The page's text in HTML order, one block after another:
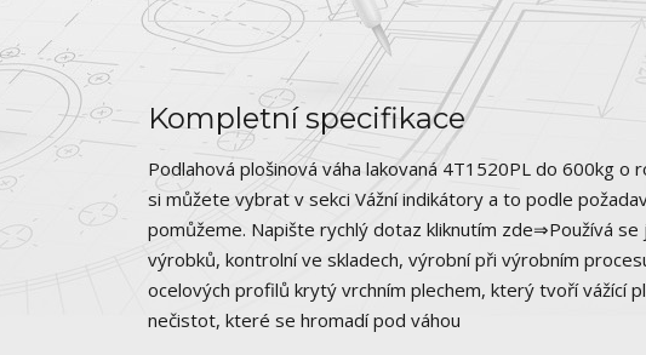
Kompletní specifikace
Podlahová plošinová váha lakovaná 4T1520PL do 600kg
si můžete vybrat v sekci Vážní indikátory a to podle
pomůžeme. Napište rychlý dotaz kliknutím zde⇒Používá
výrobků, kontrolní ve skladech, výrobní při výrobním
ocelových profilů krytý vrchním plechem, který tvoří vážící
nečistot, které se hromadí pod váhou